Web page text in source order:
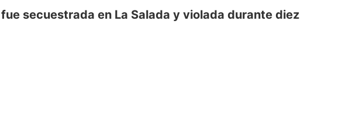
secuestrada en La Salada y violada durante diez